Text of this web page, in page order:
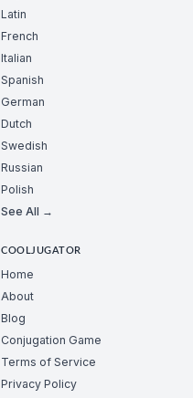
Latin
French
Italian
Spanish
German
Dutch
Swedish
Russian
Polish
See All →
COOLJUGATOR
Home
About
Blog
Conjugation Game
Terms of Service
Privacy Policy